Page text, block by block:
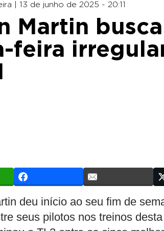
| 13 de junho de 2025 - 20:11
Martin
feira
deu início ao seu fim de
seus pilotos nos treinos